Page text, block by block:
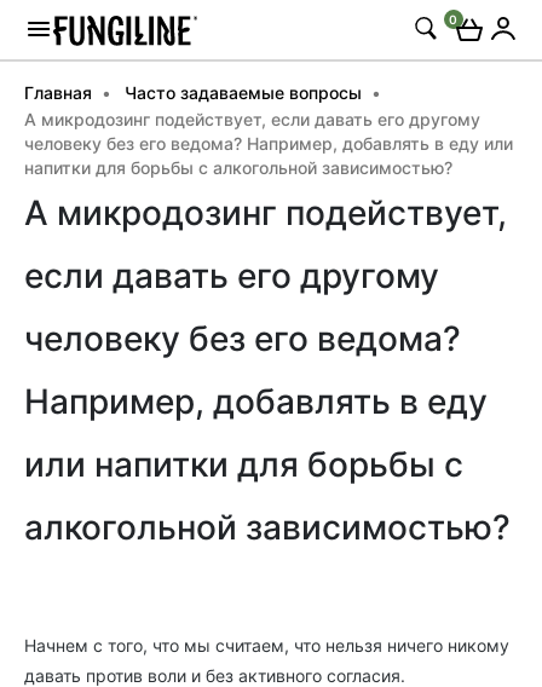
0
Главная
Часто задаваемые вопросы
А микродозинг подействует, если давать его другому
человеку без его ведома? Например, добавлять в еду или
напитки для борьбы с алкогольной зависимостью?
А микродозинг подействует,
если давать его другому
человеку без его ведома?
Например, добавлять в еду
или напитки для борьбы с
алкогольной зависимостью?
Начнем с того, что мы считаем, что нельзя ничего никому
давать против воли и без активного согласия.